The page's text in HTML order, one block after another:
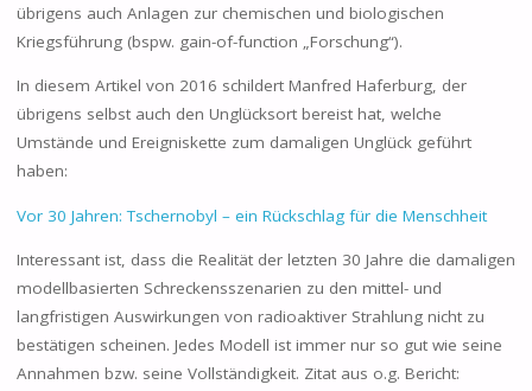
übrigens auch Anlagen zur chemischen und biologischen
Kriegsführung (bspw. gain-of-function „Forschung“).
In diesem Artikel von 2016 schildert Manfred Haferburg, der
übrigens selbst auch den Unglücksort bereist hat, welche
Umstände und Ereigniskette zum damaligen Unglück geführt
haben:
Vor 30 Jahren: Tschernobyl – ein Rückschlag für die Menschheit
Interessant ist, dass die Realität der letzten 30 Jahre die damaligen
modellbasierten Schreckensszenarien zu den mittel- und
langfristigen Auswirkungen von radioaktiver Strahlung nicht zu
bestätigen scheinen. Jedes Modell ist immer nur so gut wie seine
Annahmen bzw. seine Vollständigkeit. Zitat aus o.g. Bericht: